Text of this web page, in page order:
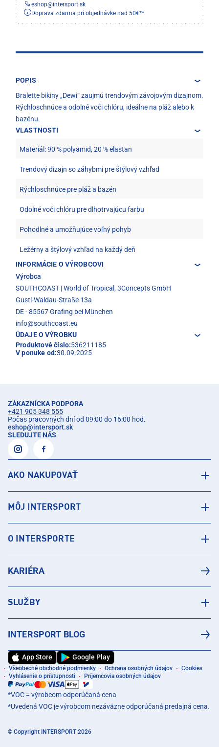
eshop@intersport.sk
Doprava zdarma pri objednávke nad 50€**
POPIS
Bralette bikiny „Dewi“ zaujmú trendovým závojovým dizajnom.
Rýchloschnúce a odolné voči chlóru, ideálne na pláž alebo k
bazénu.
VLASTNOSTI
Materiál: 90 % polyamid, 20 % elastan
Trendový dizajn so záhybmi pre štýlový vzhľad
Rýchloschnúce pre pláž a bazén
Odolné voči chlóru pre dlhotrvajúcu farbu
Pohodlné a umožňujúce voľný pohyb
Ležérny a štýlový vzhľad na každý deň
INFORMÁCIE O VÝROBCOVI
Výrobca
SOUTHCOAST | World of Tropical, 3Concepts GmbH
Gustl-Waldau-Straße 13a
DE - 85567 Grafing bei München
info@southcoast.eu
ÚDAJE O VÝROBKU
Produktové číslo:536211185
V ponuke od:30.09.2025
ZÁKAZNÍCKA PODPORA
+421 905 348 555
Počas pracovných dní od 09:00 do 16:00 hod.
eshop@intersport.sk
SLEDUJTE NÁS
AKO NAKUPOVAŤ
MÔJ INTERSPORT
O INTERSPORTE
KARIÉRA
SLUŽBY
INTERSPORT BLOG
App Store Google Play
Všeobecné obchodné podmienky Ochrana osobných údajov
Cookies
Vyhlásenie o prístupnosti
Príjemcovia osobných údajov
*VOC = výrobcom odporúčaná cena
*Uvedená VOC je výrobcom nezáväzne odporúčaná predajná cena.
© Copyright INTERSPORT 2026